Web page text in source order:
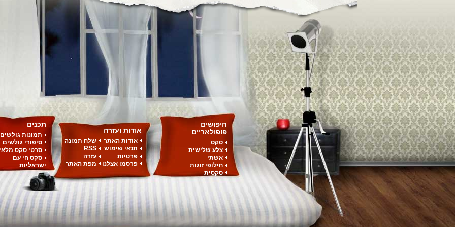
חיפושים
פופולאריים
סקס
צלע שלישית
אשתי
חילופי זוגות
סקסית
אודות ועזרה
אודות האתר
תנאי שימוש
פרטיות
פרסמו אצלנו
שלח תמונה
RSS
עזרה
מפת האתר
תכנים
תמונות גולשים
סיפורי גולשים
סרטי סקס
סקס חי עם
ישראליות